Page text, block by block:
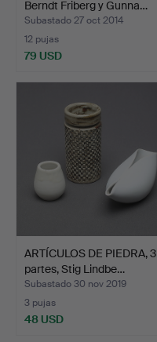
Berndt Friberg y Gunna…
Subastado 27 oct 2014
12 pujas
79 USD
ARTÍCULOS DE PIEDRA, 3
partes, Stig Lindbe…
Subastado 30 nov 2019
3 pujas
48 USD